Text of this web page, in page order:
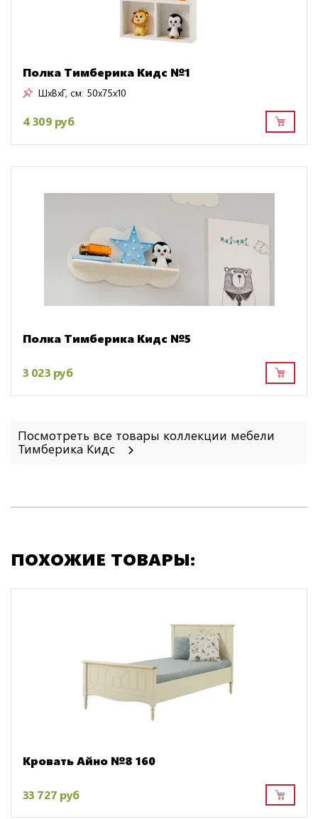
Полка Тимберика Кидс №1
ШxВxГ, см: 50x75x10
4 309 руб
Полка Тимберика Кидс №5
3 023 руб
Посмотреть все товары коллекции мебели
Тимберика Кидс
ПОХОЖИЕ ТОВАРЫ:
Кровать Айно №8 160
33 727 руб